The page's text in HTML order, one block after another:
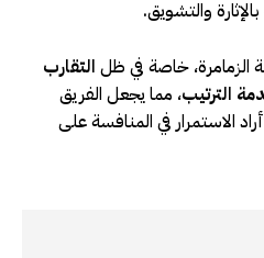
والتشويق.
الزمامرة، خاصة في ظل التقارب
الترتيب، مما يجعل الفريق
الاستمرار في المنافسة على